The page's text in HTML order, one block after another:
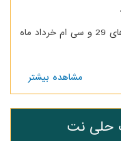
گفتنی است مرحله حضوری این مسابقات روزهای 29 و سی ام خرداد ماه
مشاهده بیشتر
مقدماتی
حلی نت